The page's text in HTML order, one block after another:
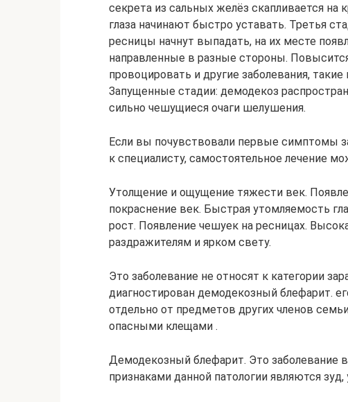
секрета из сальных желёз скапливается на
глаза начинают быстро уставать. Третья
ресницы начнут выпадать, на их месте
направленные в разные стороны.
провоцировать и другие заболевания,
Запущенные стадии: демодекоз
сильно чешущиеся очаги шелушения.
Если вы почувствовали первые симптомы
к специалисту, самостоятельное лечение
Утолщение и ощущение тяжести век.
покраснение век. Быстрая утомляемость
рост. Появление чешуек на ресницах.
раздражителям и ярком свету.
Это заболевание не относят к категории
диагностирован демодекозный блефарит.
отдельно от предметов других членов
опасными клещами .
Демодекозный блефарит. Это
признаками данной патологии являются